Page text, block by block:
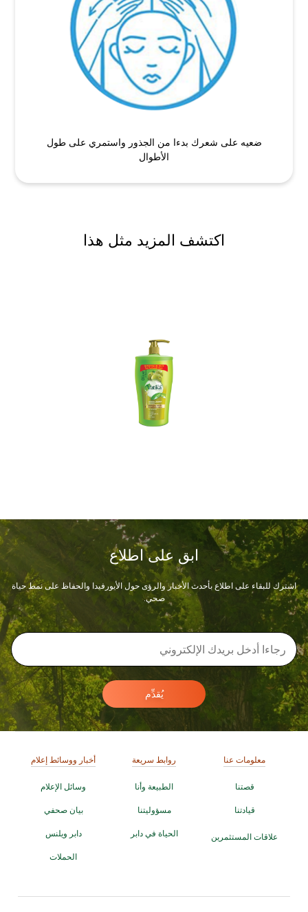
ضعيه على شعرك بدءا من الجذور واستمري على طول
الأطوال
اكتشف المزيد مثل هذا
ابق على اطلاع
اشترك للبقاء على اطلاع بأحدث الأخبار والرؤى حول الأيورفيدا والحفاظ على نمط حياة
صحي.
يُقدِّم
معلومات عنا
قصتنا
قيادتنا
علاقات المستثمرين
روابط سريعة
الطبيعة وأنا
مسؤوليتنا
الحياة في دابر
أخبار ووسائط إعلام
وسائل الإعلام
بيان صحفي
دابر ويلنس
الحملات